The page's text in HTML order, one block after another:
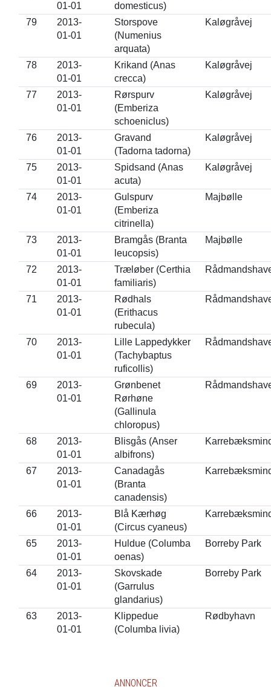
01-01
domesticus)
79
2013-
01-01
Storspove
(Numenius
arquata)
Kaløgråvej
78
2013-
01-01
Krikand (Anas
crecca)
Kaløgråvej
77
2013-
01-01
Rørspurv
(Emberiza
schoeniclus)
Kaløgråvej
76
2013-
01-01
Gravand
(Tadorna tadorna)
Kaløgråvej
75
2013-
01-01
Spidsand (Anas
acuta)
Kaløgråvej
74
2013-
01-01
Gulspurv
(Emberiza
citrinella)
Majbølle
73
2013-
01-01
Bramgås (Branta
leucopsis)
Majbølle
72
2013-
01-01
Træløber (Certhia
familiaris)
71
2013-
01-01
Rødhals
(Erithacus
rubecula)
70
2013-
01-01
Lille Lappedykker
(Tachybaptus
ruficollis)
69
2013-
01-01
Grønbenet
Rørhøne
(Gallinula
chloropus)
68
2013-
01-01
Blisgås (Anser
albifrons)
67
2013-
01-01
Canadagås
(Branta
canadensis)
66
2013-
01-01
Blå Kærhøg
(Circus cyaneus)
65
2013-
01-01
Huldue (Columba
oenas)
Borreby Park
64
2013-
01-01
Skovskade
(Garrulus
glandarius)
Borreby Park
63
2013-
01-01
Klippedue
(Columba livia)
Rødbyhavn
ANNONCER